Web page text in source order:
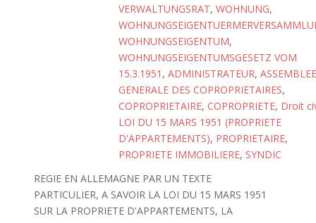
VERWALTUNGSRAT, WOHNUNG,
WOHNUNGSEIGENTUM,
WOHNUNGSEIGENTUMSGESETZ VOM
15.3.1951 , ADMINISTRATEUR, ASSEMBLEE
GENERALE DES COPROPRIETAIRES,
COPROPRIETAIRE, COPROPRIETE, Droit
LOI DU 15 MARS 1951 (PROPRIETE
D'APPARTEMENTS), PROPRIETAIRE,
PROPRIETE IMMOBILIERE, SYNDIC
REGIE EN ALLEMAGNE PAR UN TEXTE
PARTICULIER, A SAVOIR LA LOI DU 15 MARS 1951
SUR LA PROPRIETE D'APPARTEMENTS, LA